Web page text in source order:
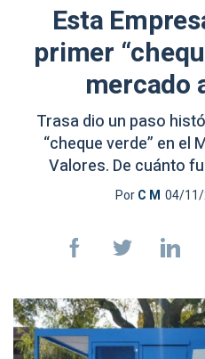
Esta
primer
mercado
Trasa dio un paso
“cheque verde” en el
Valores. De cuánto
PorC M 04/11/